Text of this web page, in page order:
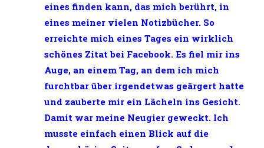
eines finden kann, das mich berührt, in
eines meiner vielen Notizbücher. So
erreichte mich eines Tages ein wirklich
schönes Zitat bei Facebook. Es fiel mir ins
Auge, an einem Tag, an dem ich mich
furchtbar über irgendetwas geärgert hatte
und zauberte mir ein Lächeln ins Gesicht.
Damit war meine Neugier geweckt. Ich
musste einfach einen Blick auf die